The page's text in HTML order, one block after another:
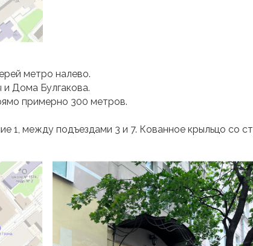
метро налево.
Дома Булгакова.
примерно 300 метров.
между подъездами 3 и 7. Кованное крыльцо со